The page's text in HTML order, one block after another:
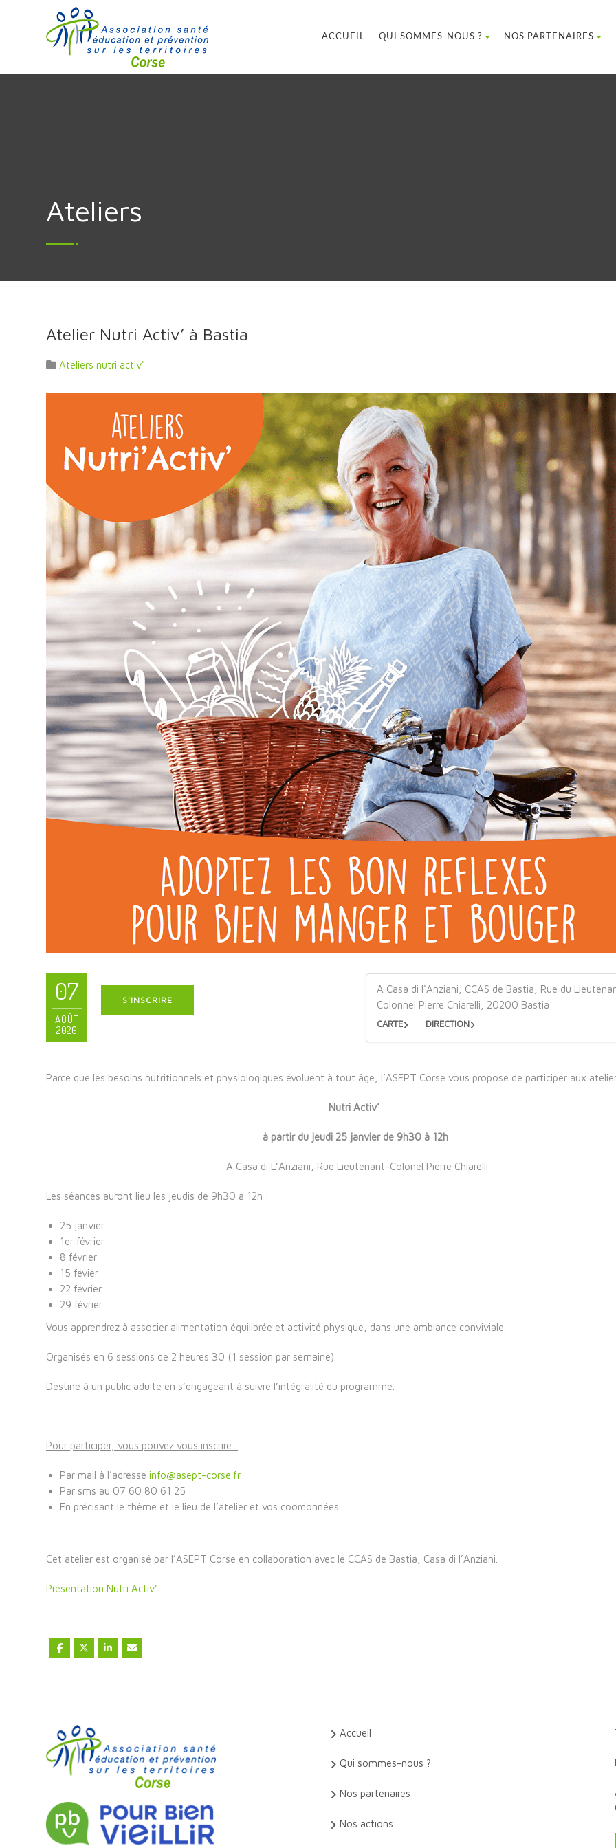
ACCUEIL QUI SOMMES-NOUS ? NOS PARTENAIRES
Ateliers
Atelier Nutri Activ’ à Bastia
Ateliers nutri activ'
07
AOÛT
2026
S'INSCRIRE
A Casa di l'Anziani, CCAS de Bastia, Rue du
Colonnel Pierre Chiarelli, 20200 Bastia
CARTE DIRECTION
Parce que les besoins nutritionnels et physiologiques évoluent à tout âge, l’ASEPT Corse vous propose de participer aux
Nutri Activ’
à partir du jeudi 25 janvier de 9h30 à 12h
A Casa di L’Anziani, Rue Lieutenant-Colonel Pierre Chiarelli
Les séances auront lieu les jeudis de 9h30 à 12h :
25 janvier
1er février
8 février
15 févier
22 février
29 février
Vous apprendrez à associer alimentation équilibrée et activité physique, dans une ambiance conviviale.
Organisés en 6 sessions de 2 heures 30 (1 session par semaine)
Destiné à un public adulte en s’engageant à suivre l’intégralité du programme.
Pour participer, vous pouvez vous inscrire :
Par mail à l’adresse info@asept-corse.fr
Par sms au 07 60 80 61 25
En précisant le thème et le lieu de l’atelier et vos coordonnées.
Cet atelier est organisé par l’ASEPT Corse en collaboration avec le CCAS de Bastia, Casa di l’Anziani.
Présentation Nutri Activ’
Accueil
Qui sommes-nous ?
Nos partenaires
Nos actions